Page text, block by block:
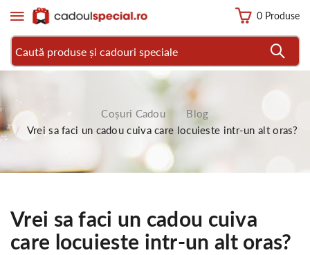
0 Produse
Coșuri Cadou
Blog
Vrei sa faci un cadou cuiva care locuieste intr-un alt oras?
Vrei sa faci un cadou cuiva
care locuieste intr-un alt oras?